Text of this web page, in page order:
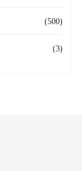
(500)
(3)